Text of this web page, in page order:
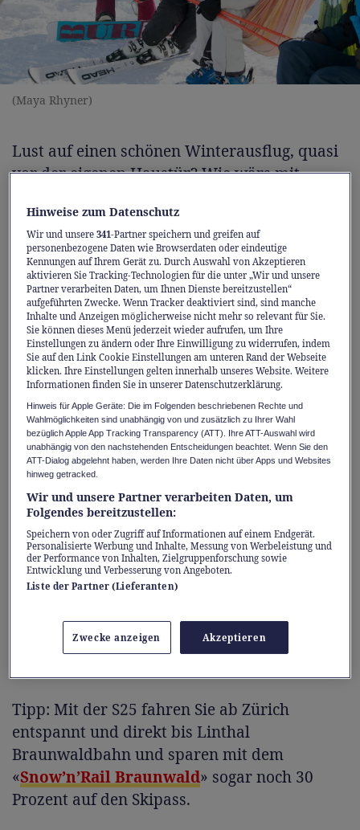
(Maya Rhyner)
Lust auf einen schönen Winterausflug, quasi
vor der eigenen Haustür? Wie wärs mit
Schlittelplausch in Elm oder einem
Loipenabenteuer in Einsiedeln? Steigen Sie
einfach in die S-Bahn ins Glarnerland oder in
den RegioExpress nach Einsiedeln und schon
sind Sie ganz ohne Stau oder Parkplatzsuche
direkt im Winterparadies.
Das Beste: Wenn Sie mit dem ÖV anreisen,
profitieren Sie dabei sogar noch von
attraktiven Rabatten. Hier sind drei
Winterhits, die Sie nicht verpassen sollten:
1. Pistenspass in Braunwald
Das autofreie Braunwald ist ein Traum für
Familien. Egal, ob Sie die ersten Schwünge
üben oder anspruchsvollere Abfahrten
runtersausen möchten – Pisten gibt es hier
für jedes Niveau. Auch Wander- und
Schlittelfans kommen in diesem herrlichen
Tipp: Mit der S25 fahren Sie ab Zürich
entspannt und direkt bis Linthal
Braunwaldbahn und sparen mit dem
«Snow’n’Rail Braunwald» sogar noch 30
Prozent auf den Skipass.
Hinweise zum Datenschutz
Wir und unsere341-Partner speichern und greifen auf
personenbezogene Daten wie Browserdaten oder eindeutige
Kennungen auf Ihrem Gerät zu. Durch Auswahl von Akzeptieren
aktivieren Sie Tracking-Technologien für die unter „Wir und unsere
Partner verarbeiten Daten, um Ihnen Dienste bereitzustellen“
aufgeführten Zwecke. Wenn Tracker deaktiviert sind, sind manche
Inhalte und Anzeigen möglicherweise nicht mehr so relevant für Sie.
Sie können dieses Menü jederzeit wieder aufrufen, um Ihre
Einstellungen zu ändern oder Ihre Einwilligung zu widerrufen, indem
Sie auf den Link Cookie Einstellungen am unteren Rand der Webseite
klicken. Ihre Einstellungen gelten innerhalb unseres Website. Weitere
Informationen finden Sie in unserer Datenschutzerklärung.
Hinweis für Apple Geräte: Die im Folgenden beschriebenen Rechte und
Wahlmöglichkeiten sind unabhängig von und zusätzlich zu Ihrer Wahl
bezüglich Apple App Tracking Transparency (ATT). Ihre ATT-Auswahl wird
unabhängig von den nachstehenden Entscheidungen beachtet. Wenn Sie den
ATT-Dialog abgelehnt haben, werden Ihre Daten nicht über Apps und Websites
hinweg getracked.
Wir und unsere Partner verarbeiten Daten, um
Folgendes bereitzustellen:
Speichern von oder Zugriff auf Informationen auf einem Endgerät.
Personalisierte Werbung und Inhalte, Messung von Werbeleistung und
der Performance von Inhalten, Zielgruppenforschung sowie
Entwicklung und Verbesserung von Angeboten.
Liste der Partner (Lieferanten)
Zwecke anzeigen Akzeptieren